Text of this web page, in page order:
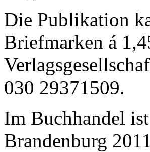
Die Publikation
Briefmarken á
030 29371509.
Im Buchhandel
Brandenburg